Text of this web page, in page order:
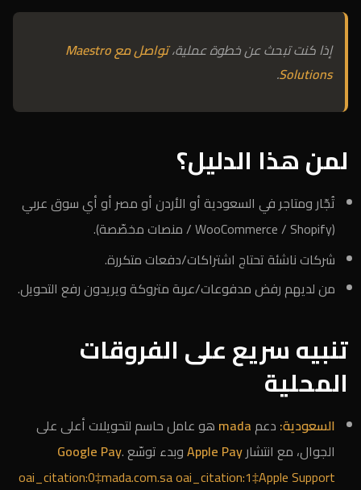
إذا كنت تبحث عن خطوة عملية،
تواصل مع Maestro
Solutions
.
لمن هذا الدليل؟
تُجّار ومتاجر في السعودية أو الأردن أو مصر أو أي سوق عربي
(WooCommerce / Shopify / منصات مخصّصة).
شركات ناشئة تحتاج اشتراكات/دفعات متكررة.
من لديهم رفض مدفوعات/عربة متروكة ويريدون رفع التحويل.
تنبيه سريع على الفروقات
المحلية
السعودية: دعمmada هو عامل حاسم لتحويلات أعلى على
الجوال، مع انتشارApple Payوبدء توسّع Google Pay.
oai_citation:0‡mada.com.saoai_citation:1‡Apple Support